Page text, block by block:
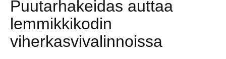
Puutarhakeidas auttaa
lemmikkikodin
viherkasvivalinnoissa